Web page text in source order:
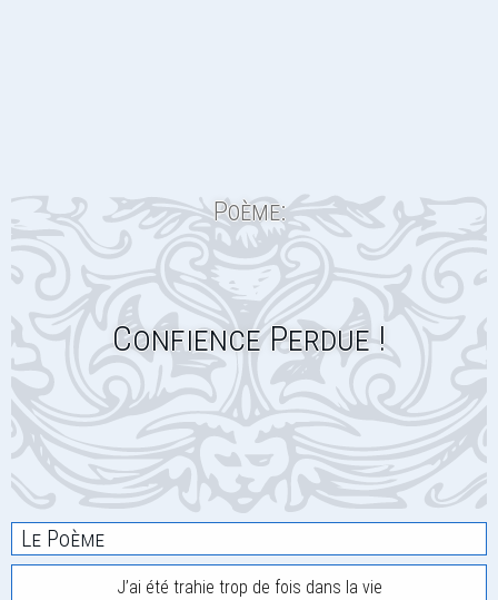
Poème:
Confience Perdue !
Le Poème
J’ai été trahie trop de fois dans la vie